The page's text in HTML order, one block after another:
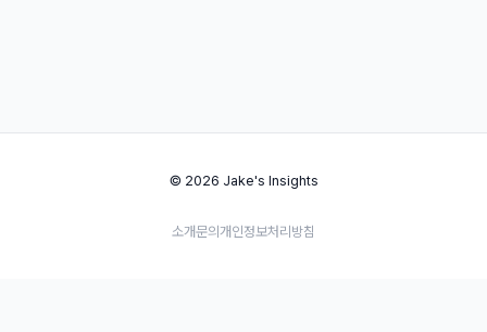
© 2026 Jake's Insights
소개문의 개인정보처리방침